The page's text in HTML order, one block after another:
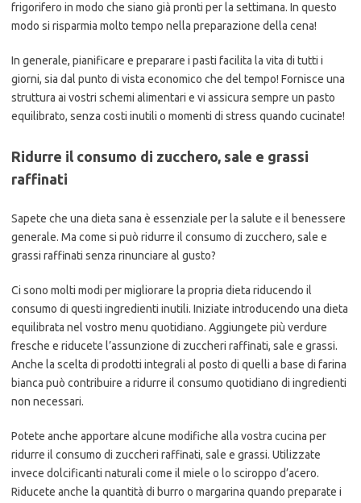
frigorifero in modo che siano già pronti per la settimana. In questo
modo si risparmia molto tempo nella preparazione della cena!
In generale, pianificare e preparare i pasti facilita la vita di tutti i
giorni, sia dal punto di vista economico che del tempo! Fornisce una
struttura ai vostri schemi alimentari e vi assicura sempre un pasto
equilibrato, senza costi inutili o momenti di stress quando cucinate!
Ridurre il consumo di zucchero, sale e grassi
raffinati
Sapete che una dieta sana è essenziale per la salute e il benessere
generale. Ma come si può ridurre il consumo di zucchero, sale e
grassi raffinati senza rinunciare al gusto?
Ci sono molti modi per migliorare la propria dieta riducendo il
consumo di questi ingredienti inutili. Iniziate introducendo una dieta
equilibrata nel vostro menu quotidiano. Aggiungete più verdure
fresche e riducete l’assunzione di zuccheri raffinati, sale e grassi.
Anche la scelta di prodotti integrali al posto di quelli a base di farina
bianca può contribuire a ridurre il consumo quotidiano di ingredienti
non necessari.
Potete anche apportare alcune modifiche alla vostra cucina per
ridurre il consumo di zuccheri raffinati, sale e grassi. Utilizzate
invece dolcificanti naturali come il miele o lo sciroppo d’acero.
Riducete anche la quantità di burro o margarina quando preparate i